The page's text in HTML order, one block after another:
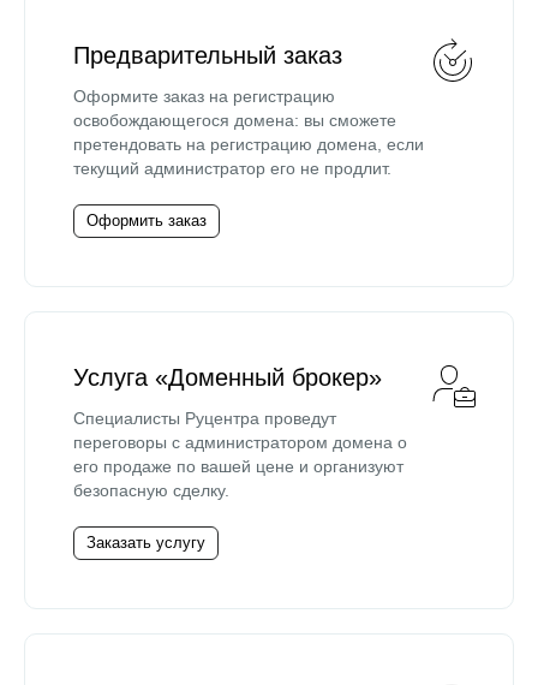
Предварительный заказ
Оформите заказ на регистрацию
освобождающегося домена: вы сможете
претендовать на регистрацию домена, если
текущий администратор его не продлит.
Оформить заказ
Услуга «Доменный брокер»
Специалисты Руцентра проведут
переговоры с администратором домена о
его продаже по вашей цене и организуют
безопасную сделку.
Заказать услугу